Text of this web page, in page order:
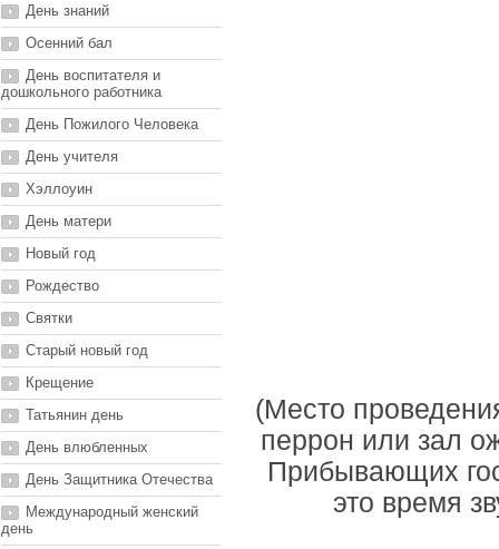
День знаний
Осенний бал
День воспитателя и
дошкольного работника
День Пожилого Человека
День учителя
Хэллоуин
День матери
Новый год
Рождество
Святки
Старый новый год
Крещение
Татьянин день
День влюбленных
День Защитника Отечества
Международный женский
день
(Место
перрон или зал
Прибывающих
это время